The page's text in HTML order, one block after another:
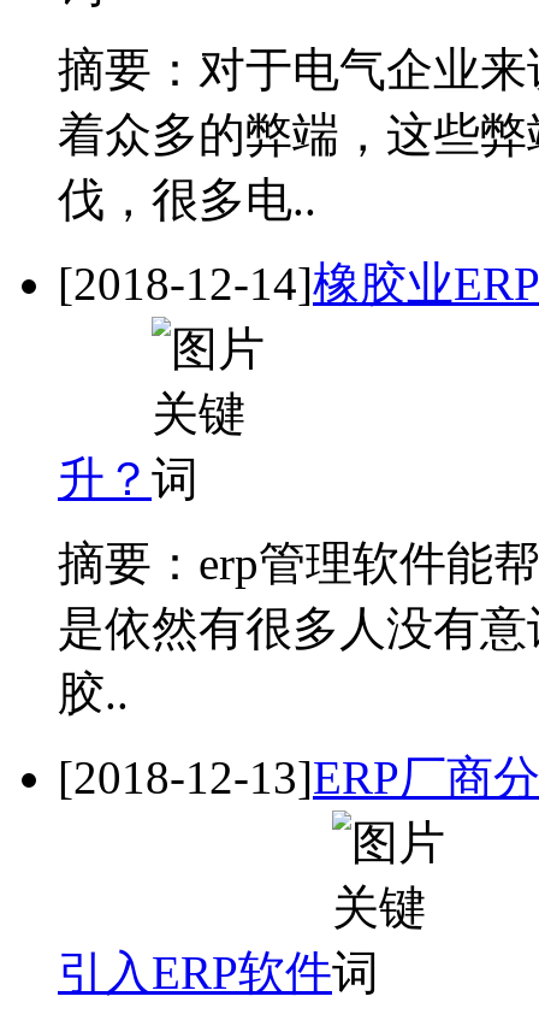
摘要：对于电气企业
着众多的弊端，这些
伐，很多电..
[2018-12-14]橡胶业
升？
摘要：erp管理软件能
是依然有很多人没有
胶..
[2018-12-13]ERP厂商
引入ERP软件